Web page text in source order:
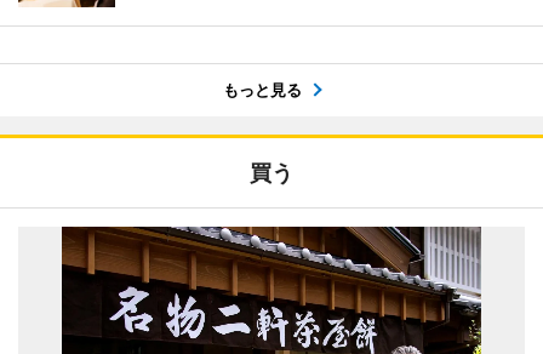
もっと見る
買う